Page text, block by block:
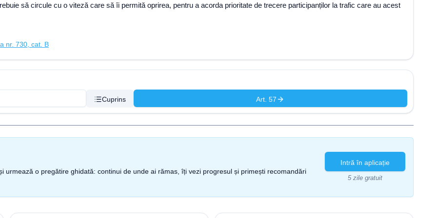
să circule cu o viteză care să îi permită oprirea, pentru a acorda prioritate de trecere participanților la trafic care au acest
nr. 730, cat. B
Cuprins Art. 57
urmează o pregătire ghidată: continui de unde ai rămas, îți vezi progresul și primești recomandări
Intră în aplicație
5 zile gratuit